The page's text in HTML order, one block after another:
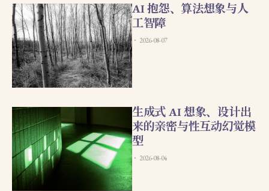
AI 抱怨、算法想象与人
工智障
2026-08-07
生成式 AI 想象、设计出
来的亲密与性互动幻觉模
型
2026-08-04